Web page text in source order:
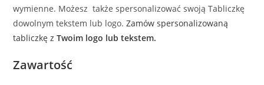
wymienne. Możesz także spersonalizować swoją Tabliczkę
dowolnym tekstem lub logo.Zamów spersonalizowaną
tabliczkę zTwoim logo lub tekstem.
Zawartość